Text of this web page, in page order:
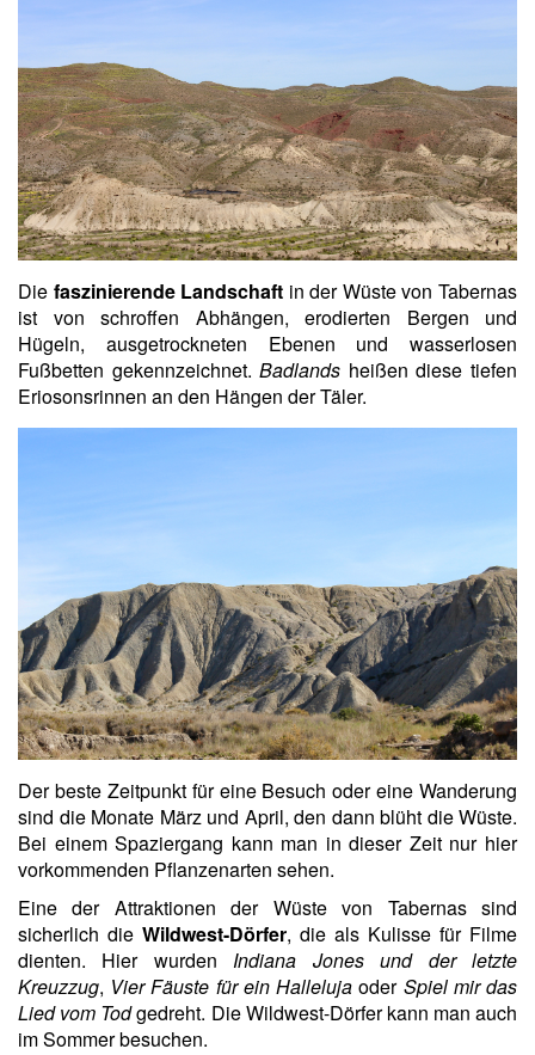
Die faszinierende Landschaft in der Wüste von Tabernas
ist von schroffen Abhängen, erodierten Bergen und
Hügeln, ausgetrockneten Ebenen und wasserlosen
Fußbetten gekennzeichnet.Badlands heißen diese tiefen
Eriosonsrinnen an den Hängen der Täler.
Der beste Zeitpunkt für eine Besuch oder eine Wanderung
sind die Monate März und April, den dann blüht die Wüste.
Bei einem Spaziergang kann man in dieser Zeit nur hier
vorkommenden Pflanzenarten sehen.
Eine der Attraktionen der Wüste von Tabernas sind
sicherlich die Wildwest-Dörfer, die als Kulisse für Filme
dienten. Hier wurdenIndiana Jones und der letzte
Kreuzzug, Vier Fäuste für ein Halleluja oder Spiel mir das
Lied vom Todgedreht. Die Wildwest-Dörfer kann man auch
im Sommer besuchen.